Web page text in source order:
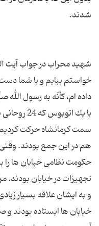
شهید محراب در جواب آیت
خواستم بیایم و با شما
با یك
سمت كرمانشاه حركت
هم در این جمع بودند.
حكومت نظامی خیابان ها را
تجهیزات در خیابان بودند.
و به ایشان علاقه بسیار